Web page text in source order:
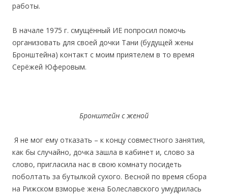
работы.
В начале 1975 г. смущённый ИЕ попросил помочь
организовать для своей дочки Тани (будущей жены
Бронштейна) контакт с моим приятелем в то время
Серёжей Юферовым.
Бронштейн с женой
Я не мог ему отказать – к концу совместного занятия,
как бы случайно, дочка зашла в кабинет и, слово за
слово, пригласила нас в свою комнату посидеть
поболтать за бутылкой сухого. Весной по время сбора
на Рижском взморье жена Болеславского умудрилась